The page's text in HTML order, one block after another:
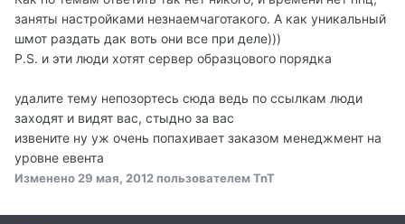
заняты настройками незнаемчаготакого. А как уникальный
шмот раздать дак воть они все при деле)))
P.S. и эти люди хотят сервер образцового порядка
удалите тему непозортесь сюда ведь по ссылкам люди
заходят и видят вас, стыдно за вас
извените ну уж очень попахивает заказом менеджмент на
уровне евента
Изменено 29 мая, 2012пользователем TnT